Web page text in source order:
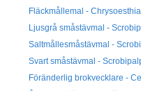
Fläckmållemal -
Ljusgrå småstävmal -
Saltmållesmåstävmal -
Svart småstävmal -
Föränderlig brokvecklare -